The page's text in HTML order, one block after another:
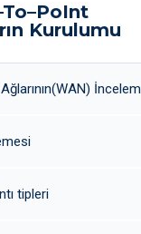
Kurulumu
tipleri